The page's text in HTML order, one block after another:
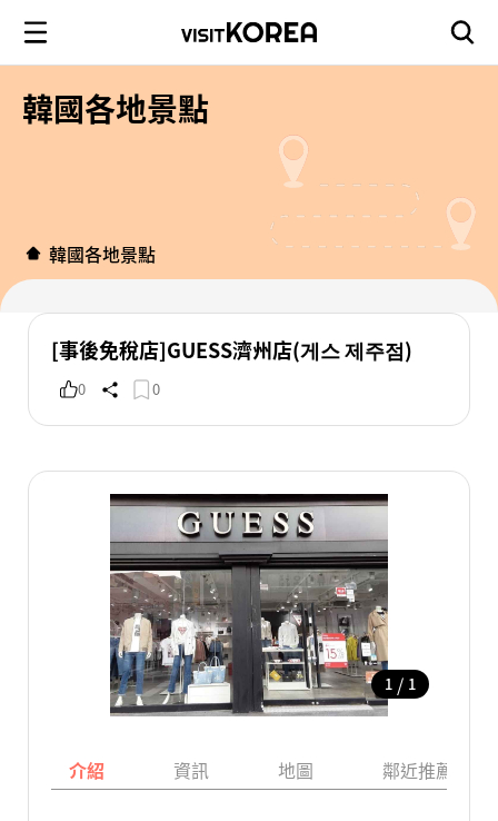
韓國各地景點
韓國各地景點
[事後免稅店]GUESS濟州店(게스 제주점)
0 0
1 / 1
介紹 資訊 地圖 鄰近推薦景點